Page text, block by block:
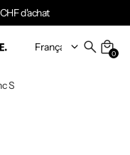
d'achat
0
S